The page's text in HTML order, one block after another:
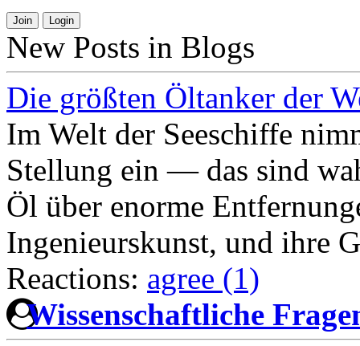
Join Login
New Posts in Blogs
Die größten Öltanker der
Im Welt der Seeschiffe
Stellung ein — das sind
Öl über enorme
Ingenieurskunst, und ihre
Reactions: agree (1)
Wissenschaftliche